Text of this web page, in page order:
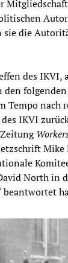
sie die
des IKVI,
Tempo nach
IKVI
Mike
North in
beantwortet